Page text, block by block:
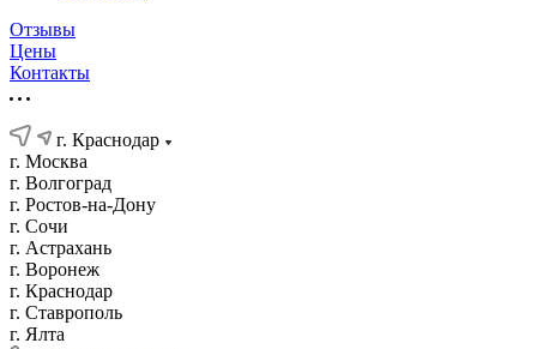
Отзывы
Цены
Контакты
г. Краснодар
г. Москва
г. Волгоград
г. Ростов-на-Дону
г. Сочи
г. Астрахань
г. Воронеж
г. Краснодар
г. Ставрополь
г. Ялта